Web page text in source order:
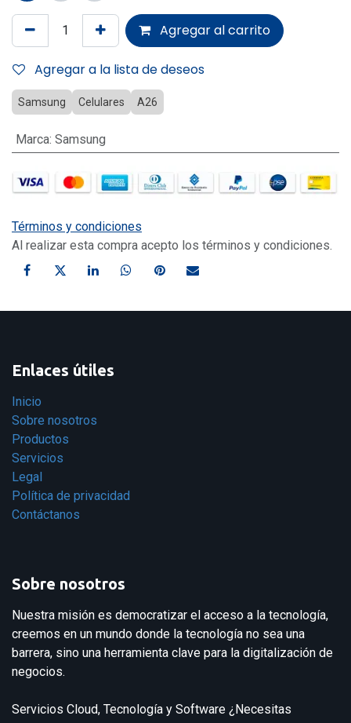
Agregar al carrito
Agregar a la lista de deseos
Samsung Celulares A26
Marca: Samsung
Términos y condiciones
Al realizar esta compra acepto los términos y condiciones.
Enlaces útiles
Inicio
Sobre nosotros
Productos
Servicios
Legal
Política de privacidad
Contáctanos
Sobre nosotros
Nuestra misión es democratizar el acceso a la tecnología,
creemos en un mundo donde la tecnología no sea una
barrera, sino una herramienta clave para la digitalización de
negocios.
Servicios Cloud, Tecnología y Software ¿Necesitas